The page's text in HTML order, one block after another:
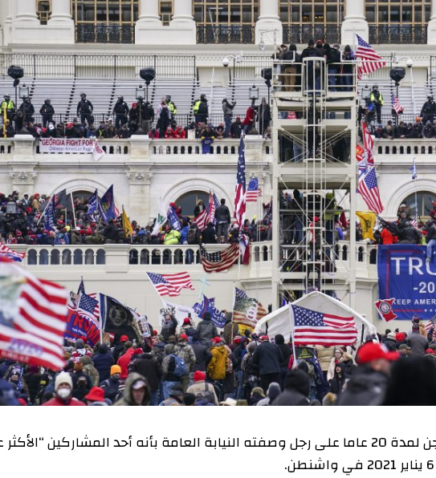
حكم القضاء الأميركي، الجمعة، بالسجن لمدة 20 عاما على رجل وصفته النيابة العامة بأنه أحد المشاركين “الأكثر عنفا”